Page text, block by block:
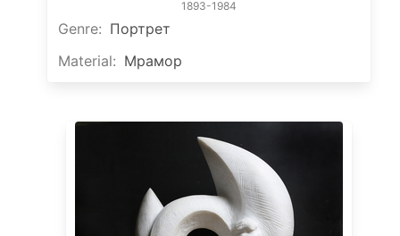
1893-1984
Genre: Портрет
Material: Мрамор